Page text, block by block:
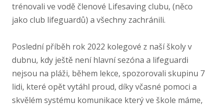
trénovali ve vodě členové Lifesaving clubu, (něco
jako club lifeguardů) a všechny zachránili.
Poslední příběh rok 2022 kolegové z naší školy v
dubnu, kdy ještě není hlavní sezóna a lifeguardi
nejsou na pláži, během lekce, spozorovali skupinu 7
lidi, které opět vytáhl proud, díky včasné pomoci a
skvělém systému komunikace který ve škole máme,